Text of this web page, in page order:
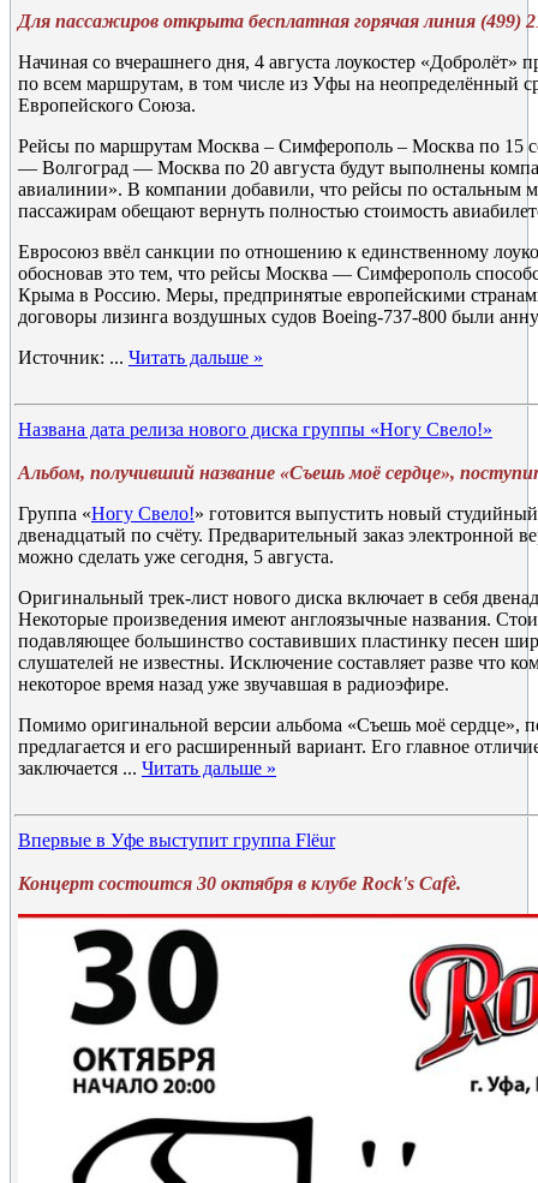
Для пассажиров открыта бесплатная горячая линия (499)
Начиная со вчерашнего дня, 4 августа лоукостер «Добролёт»
по всем маршрутам, в том числе из Уфы на неопределённый
Европейского Союза.
Рейсы по маршрутам Москва – Симферополь – Москва по 15
— Волгоград — Москва по 20 августа будут выполнены
авиалинии». В компании добавили, что рейсы по остальным
пассажирам обещают вернуть полностью стоимость
Евросоюз ввёл санкции по отношению к единственному
обосновав это тем, что рейсы Москва — Симферополь
Крыма в Россию. Меры, предпринятые европейскими
договоры лизинга воздушных судов Boeing-737-800 были
Источник: ... Читать дальше »
Названа дата релиза нового диска группы «Ногу Свело!»
Альбом, получивший название «Съешь моё сердце»,
Группа «Ногу Свело!» готовится выпустить новый
двенадцатый по счёту. Предварительный заказ электронной
можно сделать уже сегодня, 5 августа.
Оригинальный трек-лист нового диска включает в себя
Некоторые произведения имеют англоязычные названия.
подавляющее большинство составивших пластинку песен
слушателей не известны. Исключение составляет разве что
некоторое время назад уже звучавшая в радиоэфире.
Помимо оригинальной версии альбома «Съешь моё сердце»,
предлагается и его расширенный вариант. Его главное
заключается ... Читать дальше »
Впервые в Уфе выступит группа Flёur
Концерт состоится 30 октября в клубе Rock's Cafè.